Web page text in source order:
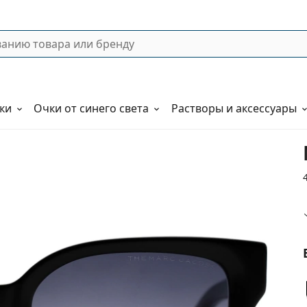
Очки от синего света Растворы и аксессуары